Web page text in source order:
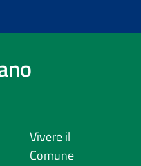
Vivere il
Comune